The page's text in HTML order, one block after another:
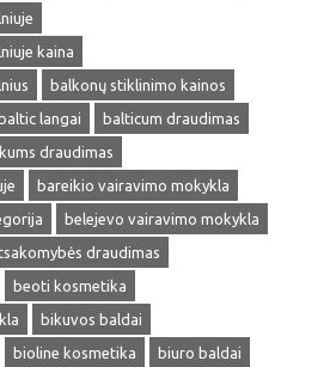
kaina
balkonų stiklinimo kainos
baltic langai
balticum draudimas
draudimas
bareikio vairavimo mokykla
belejevo vairavimo mokykla
draudimas
beoti kosmetika
bikuvos baldai
bioline kosmetika
biuro baldai